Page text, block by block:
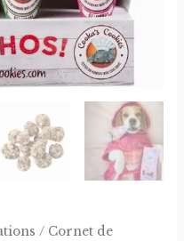
/ Cornet de